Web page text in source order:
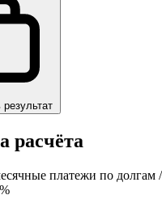
расчёта
платежи по долгам